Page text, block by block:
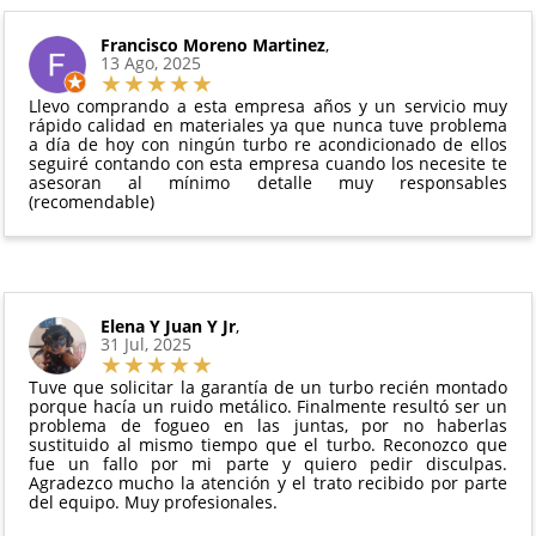
y compresores de aire acondicionado.
Todas nuestras garantías cumplen con la legislación
vigente. Consulta nuestras
para más información.
pedido.
El productono debe haber sido montado ni
manipulado
Debe devolverse en su
perfectas condiciones
Francisco Moreno Martinez,
13 Ago, 2025
Llevo comprando a esta empresa años y un servicio muy
rápido calidad en materiales ya que nunca tuve problema
a día de hoy con ningún turbo re acondicionado de ellos
seguiré contando con esta empresa cuando los necesite te
asesoran al mínimo detalle muy responsables
(recomendable)
Elena Y Juan Y Jr,
31 Jul, 2025
Tuve que solicitar la garantía de un turbo recién montado
porque hacía un ruido metálico. Finalmente resultó ser un
problema de fogueo en las juntas, por no haberlas
sustituido al mismo tiempo que el turbo. Reconozco que
fue un fallo por mi parte y quiero pedir disculpas.
Agradezco mucho la atención y el trato recibido por parte
del equipo. Muy profesionales.